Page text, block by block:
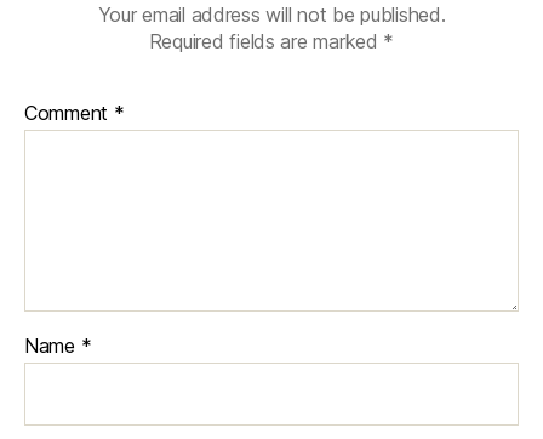
Your email address will not be published.
Required fields are marked *
Comment *
Name *